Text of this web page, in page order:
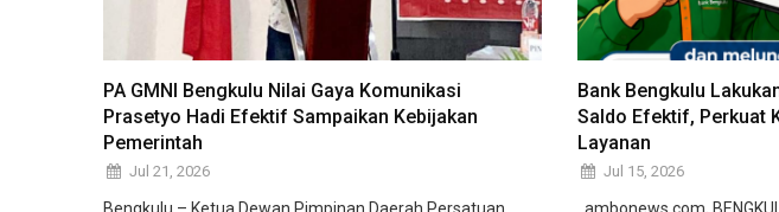
PA GMNI Bengkulu Nilai Gaya Komunikasi
Prasetyo Hadi Efektif Sampaikan Kebijakan
Pemerintah
Jul 21, 2026
Bengkulu – Ketua Dewan Pimpinan Daerah Persatuan
Bank Bengkulu
Saldo Efektif, Perkuat
Layanan
Jul 15, 2026
ambonews.com,